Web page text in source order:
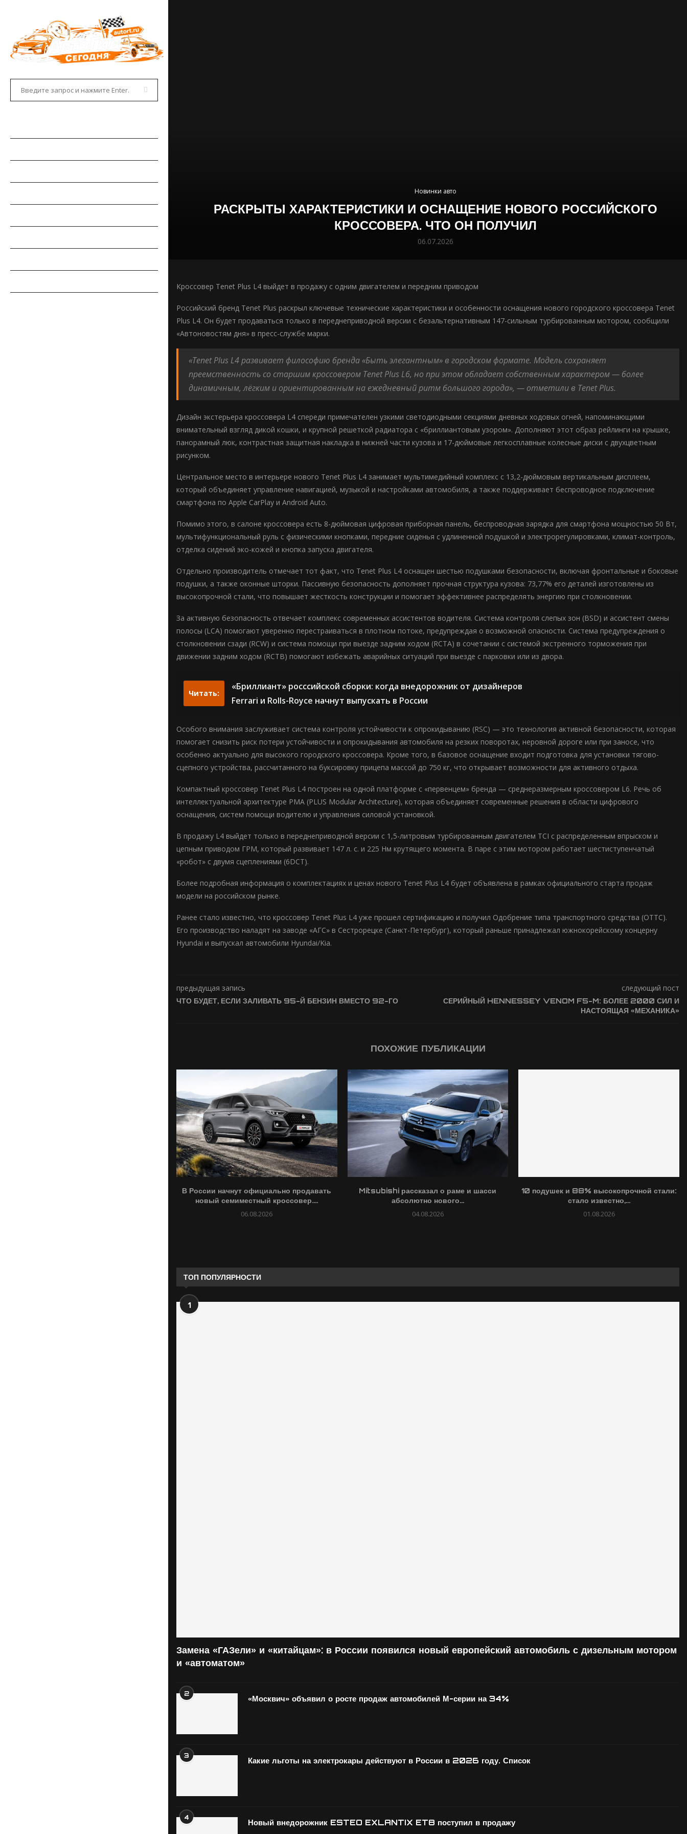
Новинки авто
РАСКРЫТЫ ХАРАКТЕРИСТИКИ И ОСНАЩЕНИЕ НОВОГО РОССИЙСКОГО
КРОССОВЕРА. ЧТО ОН ПОЛУЧИЛ
06.07.2026
Кроссовер Tenet Plus L4 выйдет в продажу с одним двигателем и передним приводом
Российский бренд Tenet Plus раскрыл ключевые технические характеристики и особенности оснащения нового городского кроссовера Tenet
Plus L4. Он будет продаваться только в переднеприводной версии с безальтернативным 147-сильным турбированным мотором, сообщили
«Автоновостям дня» в пресс-службе марки.
«Tenet Plus L4 развивает философию бренда «Быть элегантным» в городском формате. Модель сохраняет
преемственность со старшим кроссовером Tenet Plus L6, но при этом обладает собственным характером — более
динамичным, лёгким и ориентированным на ежедневный ритм большого города», — отметили в Tenet Plus.
Дизайн экстерьера кроссовера L4 спереди примечателен узкими светодиодными секциями дневных ходовых огней, напоминающими
внимательный взгляд дикой кошки, и крупной решеткой радиатора с «бриллиантовым узором». Дополняют этот образ рейлинги на крышке,
панорамный люк, контрастная защитная накладка в нижней части кузова и 17-дюймовые легкосплавные колесные диски с двухцветным
рисунком.
Центральное место в интерьере нового Tenet Plus L4 занимает мультимедийный комплекс с 13,2-дюймовым вертикальным дисплеем,
который объединяет управление навигацией, музыкой и настройками автомобиля, а также поддерживает беспроводное подключение
смартфона по Apple CarPlay и Android Auto.
Помимо этого, в салоне кроссовера есть 8-дюймовая цифровая приборная панель, беспроводная зарядка для смартфона мощностью 50 Вт,
мультифункциональный руль с физическими кнопками, передние сиденья с удлиненной подушкой и электрорегулировками, климат-контроль,
отделка сидений эко-кожей и кнопка запуска двигателя.
Отдельно производитель отмечает тот факт, что Tenet Plus L4 оснащен шестью подушками безопасности, включая фронтальные и боковые
подушки, а также оконные шторки. Пассивную безопасность дополняет прочная структура кузова: 73,77% его деталей изготовлены из
высокопрочной стали, что повышает жесткость конструкции и помогает эффективнее распределять энергию при столкновении.
За активную безопасность отвечает комплекс современных ассистентов водителя. Система контроля слепых зон (BSD) и ассистент смены
полосы (LCA) помогают уверенно перестраиваться в плотном потоке, предупреждая о возможной опасности. Система предупреждения о
столкновении сзади (RCW) и система помощи при выезде задним ходом (RCTA) в сочетании с системой экстренного торможения при
движении задним ходом (RCTB) помогают избежать аварийных ситуаций при выезде с парковки или из двора.
Читать:
«Бриллиант» росссийской сборки: когда внедорожник от дизайнеров
Ferrari и Rolls-Royce начнут выпускать в России
Особого внимания заслуживает система контроля устойчивости к опрокидыванию (RSC) — это технология активной безопасности, которая
помогает снизить риск потери устойчивости и опрокидывания автомобиля на резких поворотах, неровной дороге или при заносе, что
особенно актуально для высокого городского кроссовера. Кроме того, в базовое оснащение входит подготовка для установки тягово-
сцепного устройства, рассчитанного на буксировку прицепа массой до 750 кг, что открывает возможности для активного отдыха.
Компактный кроссовер Tenet Plus L4 построен на одной платформе с «первенцем» бренда — среднеразмерным кроссовером L6. Речь об
интеллектуальной архитектуре PMA (PLUS Modular Architecture), которая объединяет современные решения в области цифрового
оснащения, систем помощи водителю и управления силовой установкой.
В продажу L4 выйдет только в переднеприводной версии с 1,5-литровым турбированным двигателем TCI с распределенным впрыском и
цепным приводом ГРМ, который развивает 147 л. с. и 225 Нм крутящего момента. В паре с этим мотором работает шестиступенчатый
«робот» с двумя сцеплениями (6DCT).
Более подробная информация о комплектациях и ценах нового Tenet Plus L4 будет объявлена в рамках официального старта продаж
модели на российском рынке.
Ранее стало известно, что кроссовер Tenet Plus L4 уже прошел сертификацию и получил Одобрение типа транспортного средства (ОТТС).
Его производство наладят на заводе «АГС» в Сестрорецке (Санкт-Петербург), который раньше принадлежал южнокорейскому концерну
Hyundai и выпускал автомобили Hyundai/Kia.
предыдущая запись
ЧТО БУДЕТ, ЕСЛИ ЗАЛИВАТЬ 95-Й БЕНЗИН ВМЕСТО 92-ГО
следующий пост
СЕРИЙНЫЙ HENNESSEY VENOM F5-M: БОЛЕЕ 2000 СИЛ И
НАСТОЯЩАЯ «МЕХАНИКА»
ПОХОЖИЕ ПУБЛИКАЦИИ
В России начнут официально продавать
новый семиместный кроссовер....
06.08.2026
Mitsubishi рассказал о раме и шасси
абсолютно нового...
04.08.2026
10 подушек и 88% высокопрочной стали:
стало известно,...
01.08.2026
ТОП ПОПУЛЯРНОСТИ
1
Замена «ГАЗели» и «китайцам»: в России появился новый европейский автомобиль с дизельным мотором
и «автоматом»
2
«Москвич» объявил о росте продаж автомобилей М-серии на 34%
3
Какие льготы на электрокары действуют в России в 2026 году. Список
4
Новый внедорожник ESTEO EXLANTIX ET8 поступил в продажу